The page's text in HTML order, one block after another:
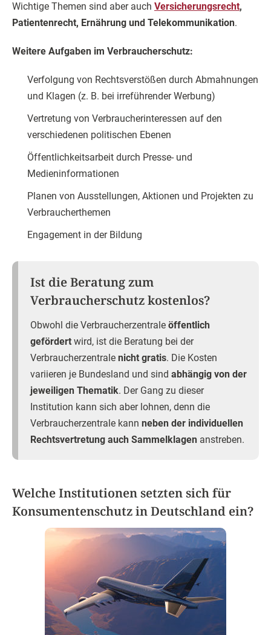
Wichtige Themen sind aber auch Versicherungsrecht,
Patientenrecht, Ernährung und Telekommunikation.
Weitere Aufgaben im Verbraucherschutz:
Verfolgung von Rechtsverstößen durch Abmahnungen
und Klagen (z. B. bei irreführender Werbung)
Vertretung von Verbraucherinteressen auf den
verschiedenen politischen Ebenen
Öffentlichkeitsarbeit durch Presse- und
Medieninformationen
Planen von Ausstellungen, Aktionen und Projekten zu
Verbraucherthemen
Engagement in der Bildung
Ist die Beratung zum
Verbraucherschutz kostenlos?
Obwohl die Verbraucherzentrale öffentlich
gefördert wird, ist die Beratung bei der
Verbraucherzentrale nicht gratis. Die Kosten
variieren je Bundesland und sind abhängig von der
jeweiligen Thematik. Der Gang zu dieser
Institution kann sich aber lohnen, denn die
Verbraucherzentrale kann neben der individuellen
Rechtsvertretung auch Sammelklagen anstreben.
Welche Institutionen setzten sich für
Konsumentenschutz in Deutschland ein?